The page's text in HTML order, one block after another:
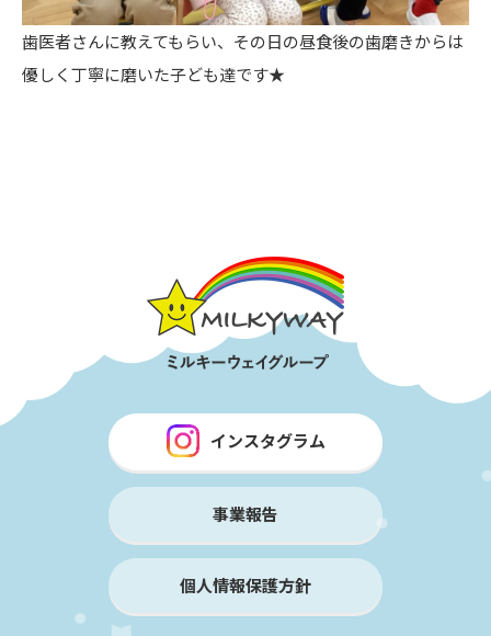
歯医者さんに教えてもらい、その日の昼食後の歯磨きからは
優しく丁寧に磨いた子ども達です★
インスタグラム
事業報告
個人情報保護方針